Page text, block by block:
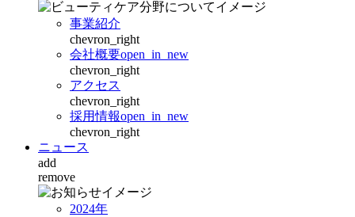
事業紹介
chevron_right
会社概要open_in_new
chevron_right
アクセス
chevron_right
採用情報open_in_new
chevron_right
ニュース
add
remove
2024年